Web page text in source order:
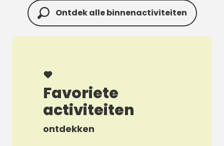
Ontdek alle binnenactiviteiten
Favoriete
activiteiten
ontdekken